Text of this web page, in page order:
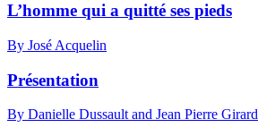
L’homme qui a quitté ses pieds
By José Acquelin
Présentation
By Danielle Dussault and Jean Pierre Girard